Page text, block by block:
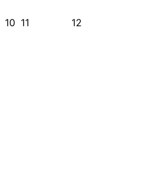
10 11 12